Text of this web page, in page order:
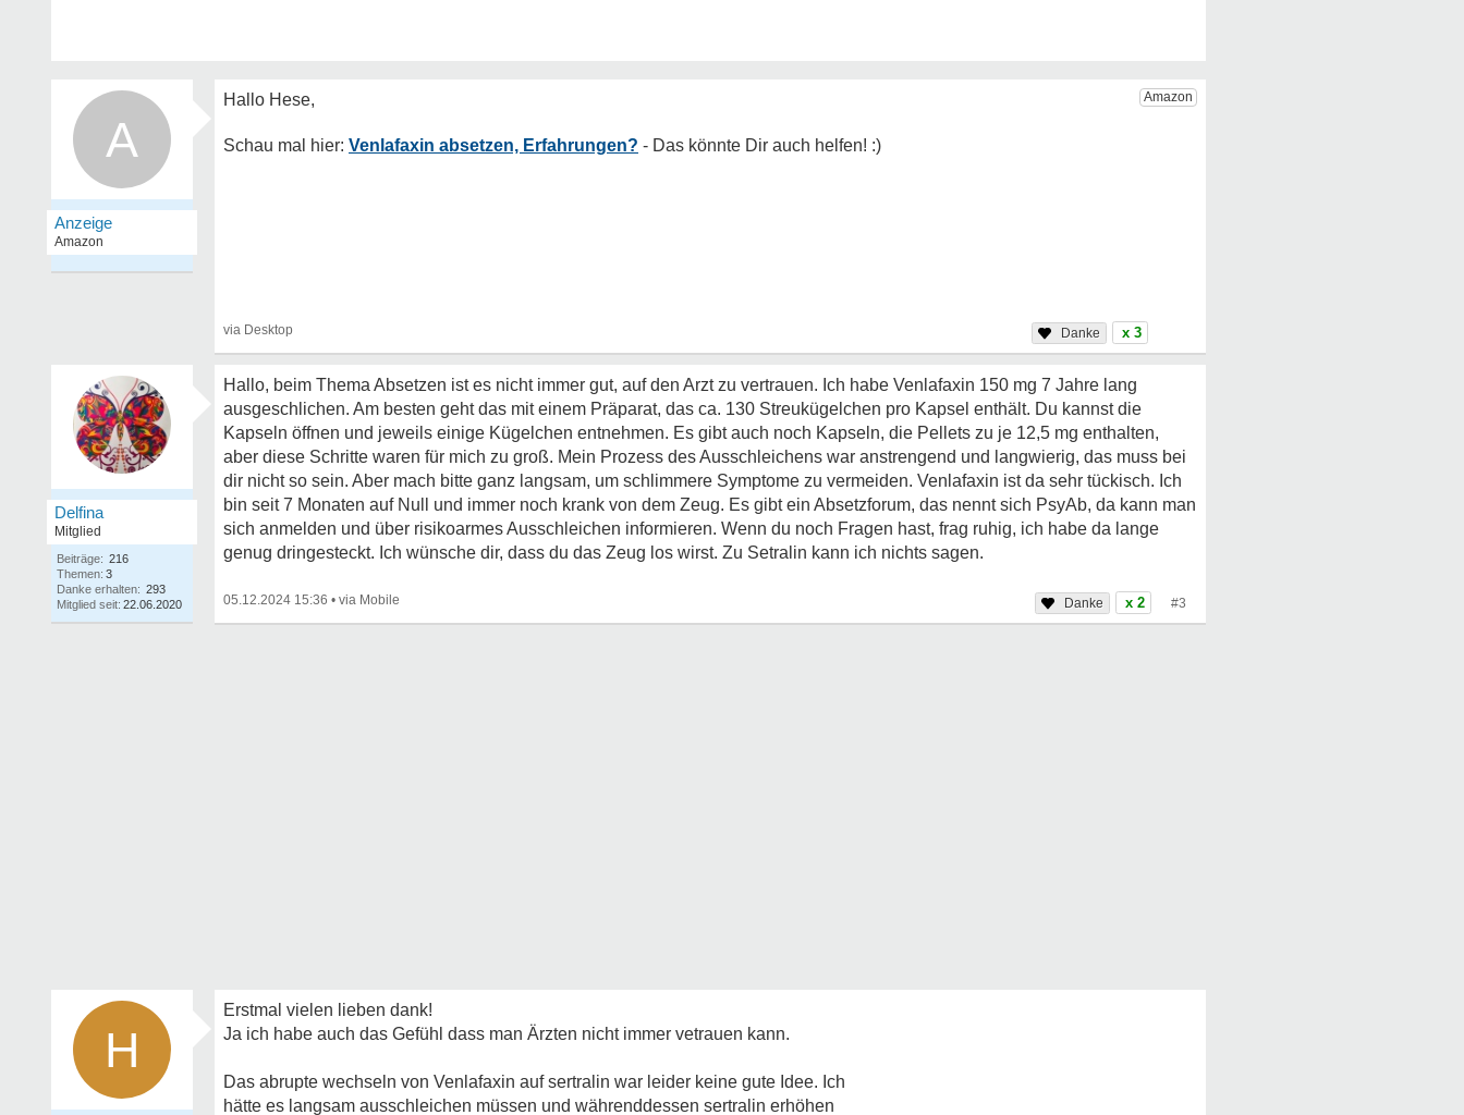
A Venlafaxin absetzen, Erfahrungen?
x 3
Delfina
Mitglied
Beiträge: 216
Themen: 3
Danke erhalten: 293
Mitglied seit: 22.06.2020
Hallo, beim Thema Absetzen ist es nicht immer gut, auf den Arzt zu vertrauen. Ich habe Venlafaxin 150 mg 7 Jahre lang
ausgeschlichen. Am besten geht das mit einem Präparat, das ca. 130 Streukügelchen pro Kapsel enthält. Du kannst die
Kapseln öffnen und jeweils einige Kügelchen entnehmen. Es gibt auch noch Kapseln, die Pellets zu je 12,5 mg enthalten,
aber diese Schritte waren für mich zu groß. Mein Prozess des Ausschleichens war anstrengend und langwierig, das muss bei
dir nicht so sein. Aber mach bitte ganz langsam, um schlimmere Symptome zu vermeiden. Venlafaxin ist da sehr tückisch. Ich
bin seit 7 Monaten auf Null und immer noch krank von dem Zeug. Es gibt ein Absetzforum, das nennt sich PsyAb, da kann man
sich anmelden und über risikoarmes Ausschleichen informieren. Wenn du noch Fragen hast, frag ruhig, ich habe da lange
genug dringesteckt. Ich wünsche dir, dass du das Zeug los wirst. Zu Setralin kann ich nichts sagen.
05.12.2024 15:36 • x 2 #3
H
Erstmal vielen lieben dank!
Ja ich habe auch das Gefühl dass man Ärzten nicht immer vetrauen kann.
Das abrupte wechseln von Venlafaxin auf sertralin war leider keine gute Idee. Ich
hätte es langsam ausschleichen müssen und währenddessen sertralin erhöhen